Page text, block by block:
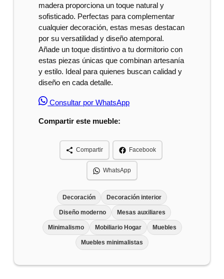
madera proporciona un toque natural y
sofisticado. Perfectas para complementar
cualquier decoración, estas mesas destacan
por su versatilidad y diseño atemporal.
Añade un toque distintivo a tu dormitorio con
estas piezas únicas que combinan artesanía
y estilo. Ideal para quienes buscan calidad y
diseño en cada detalle.
Consultar por WhatsApp
Compartir este mueble:
Compartir Facebook
WhatsApp
Decoración Decoración interior
Diseño moderno Mesas auxiliares
Minimalismo Mobiliario Hogar Muebles
Muebles minimalistas